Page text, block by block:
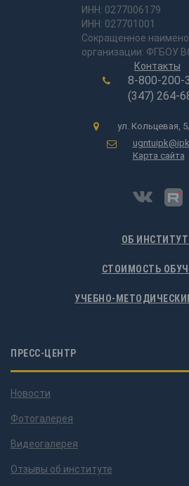
ИНН: 0277006179
ИНН: 027701001
Сокращенное
организации: ФГБОУ
Контакты
8-800-200-
(347) 264-
ул. Кольцевая,
Карта сайта
ОБ
СТОИМОСТЬ
УЧЕБНО-
ПРЕСС-ЦЕНТР
Новости
Фотогалерея
Видеогалерея
Отзывы об институте